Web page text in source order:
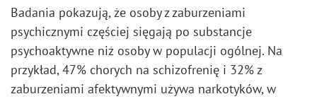
Badania pokazują, że osoby z zaburzeniami
psychicznymi częściej sięgają po substancje
psychoaktywne niż osoby w populacji ogólnej. Na
przykład, 47% chorych na schizofrenię i 32% z
zaburzeniami afektywnymi używa narkotyków, w